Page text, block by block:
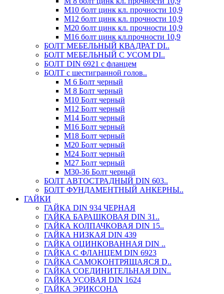
М10 болт цинк кл. прочности 10,9
М12 болт цинк кл. прочности 10,9
М20 болт цинк кл. прочности 10,9
М16 болт цинк кл.прочности 10,9
БОЛТ МЕБЕЛЬНЫЙ КВАДРАТ DI..
БОЛТ МЕБЕЛЬНЫЙ С УСОМ DI..
БОЛТ DIN 6921 c фланцем
БОЛТ с шестигранной голов..
М 6 Болт черный
М 8 Болт черный
М10 Болт черный
М12 Болт черный
М14 Болт черный
М16 Болт черный
М18 Болт черный
М20 Болт черный
М24 Болт черный
М27 Болт черный
М30-36 Болт черный
БОЛТ АВТОСТРАДНЫЙ DIN 603..
БОЛТ ФУНДАМЕНТНЫЙ АНКЕРНЫ..
ГАЙКИ
ГАЙКА DIN 934 ЧЕРНАЯ
ГАЙКА БАРАШКОВАЯ DIN 31..
ГАЙКА КОЛПАЧКОВАЯ DIN 15..
ГАЙКА НИЗКАЯ DIN 439
ГАЙКА ОЦИНКОВАННАЯ DIN ..
ГАЙКА С ФЛАНЦЕМ DIN 6923
ГАЙКА САМОКОНТРЯЩАЯСЯ D..
ГАЙКА СОЕДИНИТЕЛЬНАЯ DIN..
ГАЙКА УСОВАЯ DIN 1624
ГАЙКА ЭРИКСОНА